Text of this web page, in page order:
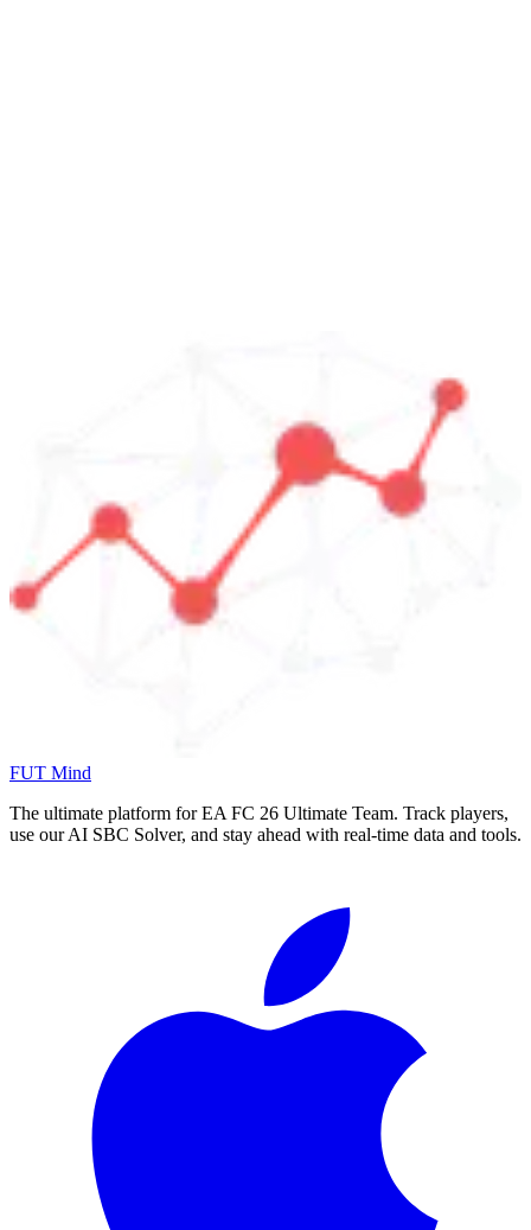
FUT Mind
The ultimate platform for EA FC 26 Ultimate Team. Track players,
use our AI SBC Solver, and stay ahead with real-time data and tools.